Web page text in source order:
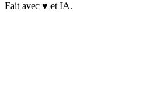
Fait avec ♥ et IA.